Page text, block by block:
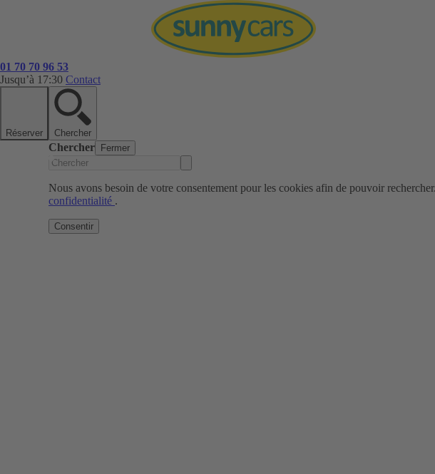
01 70 70 96 53
Jusqu’à 17:30 Contact
Réserver Chercher
Chercher Fermer
Nous avons besoin de votre consentement pour les cookies afin de pouvoir
confidentialité .
Consentir